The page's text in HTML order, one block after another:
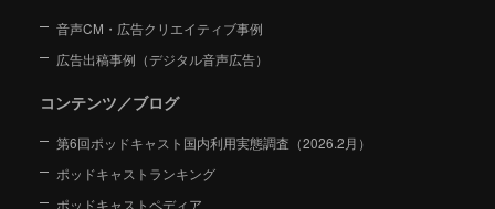
音声CM・広告クリエイティブ事例
広告出稿事例（デジタル音声広告）
コンテンツ／ブログ
第6回ポッドキャスト国内利用実態調査（2026.2月）
ポッドキャストランキング
ポッドキャストペディア